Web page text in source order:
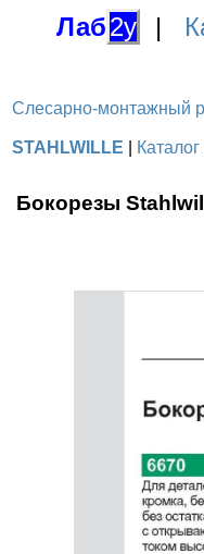
Лаб2у |
Слесарно-монтажный
STAHLWILLE
Бокорезы